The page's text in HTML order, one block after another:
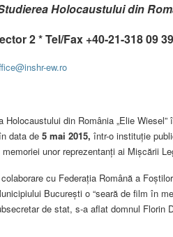
Holocaustului din
2 * Tel/Fax +40-21-318 09 39
ew.ro
Holocaustului din România „Elie
data de5 mai 2015, într-o instituție
unor reprezentanți ai Mișcării
colaborare cu Federația Română a
București o “seară de film în
de stat, s-a aflat domnul Florin